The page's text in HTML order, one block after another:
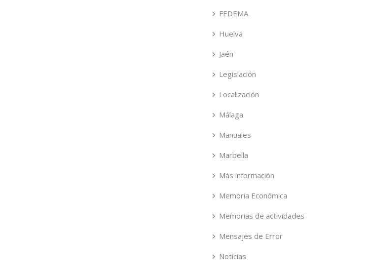
FEDEMA
Huelva
Jaén
Legislación
Localización
Málaga
Manuales
Marbella
Más información
Memoria Económica
Memorias de actividades
Mensajes de Error
Noticias